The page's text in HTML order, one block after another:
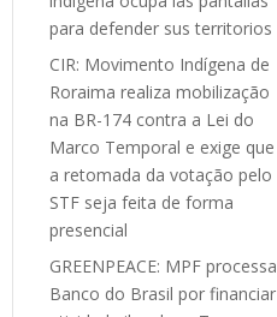
para defender sus territorios
CIR: Movimento Indígena de
Roraima realiza mobilização
na BR-174 contra a Lei do
Marco Temporal e exige que
a retomada da votação pelo
STF seja feita de forma
presencial
GREENPEACE: MPF processa
Banco do Brasil por financiar